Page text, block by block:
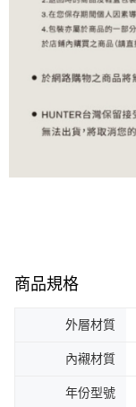
商品規格
外層材質
內襯材質
年份型號